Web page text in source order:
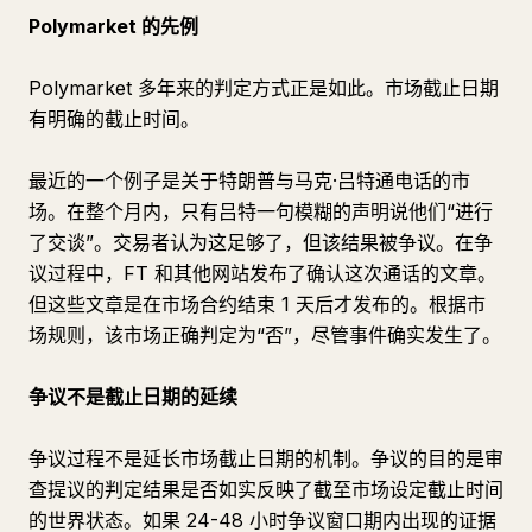
Polymarket 的先例
Polymarket 多年来的判定方式正是如此。市场截止日期
有明确的截止时间。
最近的一个例子是关于特朗普与马克·吕特通电话的市
场。在整个月内，只有吕特一句模糊的声明说他们“进行
了交谈”。交易者认为这足够了，但该结果被争议。在争
议过程中，FT 和其他网站发布了确认这次通话的文章。
但这些文章是在市场合约结束 1 天后才发布的。根据市
场规则，该市场正确判定为“否”，尽管事件确实发生了。
争议不是截止日期的延续
争议过程不是延长市场截止日期的机制。争议的目的是审
查提议的判定结果是否如实反映了截至市场设定截止时间
的世界状态。如果 24-48 小时争议窗口期内出现的证据